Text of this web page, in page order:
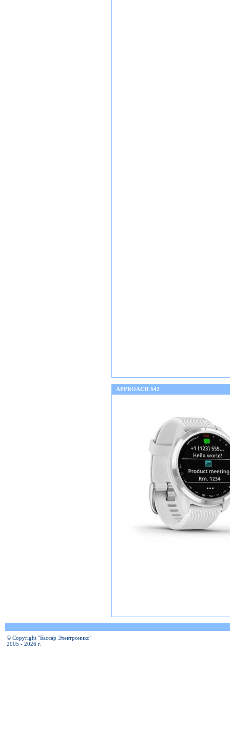
APPROACH S42
© Copyright "Бассар Электроникс"
2005 - 2026 г.